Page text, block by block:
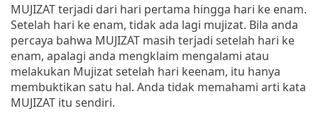
MUJIZAT terjadi dari hari pertama hingga hari ke enam.
Setelah hari ke enam, tidak ada lagi mujizat. Bila anda
percaya bahwa MUJIZAT masih terjadi setelah hari ke
enam, apalagi anda mengklaim mengalami atau
melakukan Mujizat setelah hari keenam, itu hanya
membuktikan satu hal. Anda tidak memahami arti kata
MUJIZAT itu sendiri.